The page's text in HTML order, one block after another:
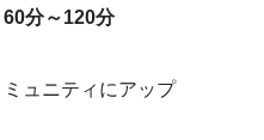
60分～120分
ュニティにアップ